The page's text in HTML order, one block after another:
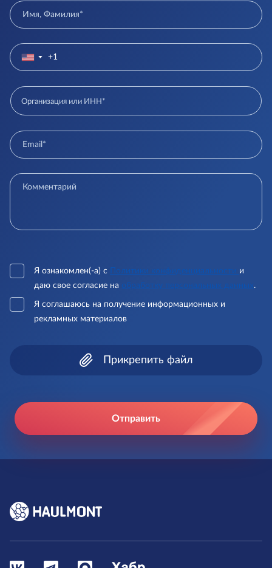
▼
Я ознакомлен(-а) с Политики конфиденциальности и
даю свое согласие на обработку персональных данных.
Я соглашаюсь на получение информационных и
рекламных материалов
Прикрепить файл
Отправить